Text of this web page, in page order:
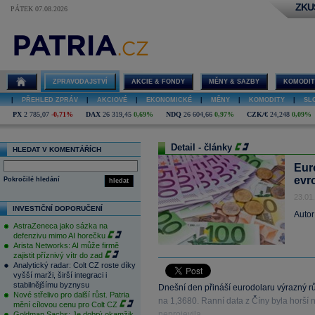
PÁTEK 07.08.2026
ZPRAVODAJSTVÍ AKCIE & FONDY MĚNY & SAZBY
PŘEHLED ZPRÁV AKCIOVÉ EKONOMICKÉ MĚNY KOMODITY
PX 2 785,07 -0,71% DAX 26 319,45 0,69% NDQ 26 604,66 0,97% CZK/€ 24,248 0,09%
HLEDAT V KOMENTÁŘÍCH
hledat
Pokročilé hledání
INVESTIČNÍ DOPORUČENÍ
AstraZeneca jako sázka na
defenzivu mimo AI horečku
Arista Networks: AI může firmě
zajistit příznivý vítr do zad
Analytický radar: Colt CZ roste díky
vyšší marži, širší integraci i
stabilnějšímu byznysu
Nové střelivo pro další růst. Patria
mění cílovou cenu pro Colt CZ
Detail - články
Dnešní den přináší eurodolaru výrazný
na 1,3680. Ranní data z Číny byla horší